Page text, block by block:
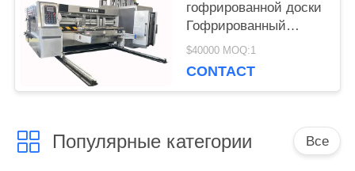
гофрированной доски
Гофрированный
автокормильщик
Бесплатная
устройством
$40000 MOQ:1
CONTACT
Популярные категории Все